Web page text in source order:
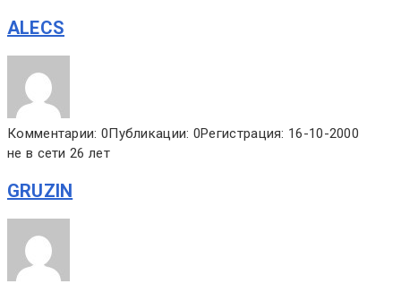
ALECS
Комментарии: 0 Публикации: 0Регистрация: 16-10-2000
не в сети 26 лет
GRUZIN